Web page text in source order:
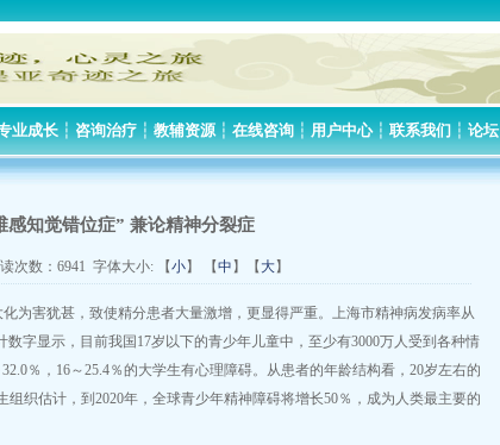
业成长 ┆ 咨询治疗 ┆ 教辅资源 ┆ 在线咨询 ┆ 用户中心 ┆ 联系我们 ┆ 论坛
知觉错位症” 兼论精神分裂症
次数：6941 字体大小: 【小】 【中 】【 大】
为害犹甚，致使精分患者大量激增，更显得严重。上海市精神病发病率从
字显示，目前我国17岁以下的青少年儿童中，至少有3000万人受到各种情
％，16～25.4％的大学生有心理障碍。从患者的年龄结构看，20岁左右的
织估计，到2020年，全球青少年精神障碍将增长50％，成为人类最主要的